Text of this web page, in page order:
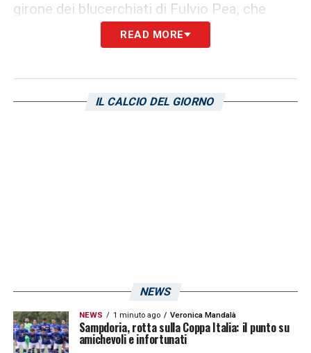
girone dei blucerchiati di Fulvio Pea, che
vinsero il campionato nel 2008.
rispetto a quello attuale. Poi la scalata che
READ MORE
IL CALCIO DEL GIORNO
NEWS
NEWS 1 minuto ago Veronica Mandalà
Sampdoria, rotta sulla Coppa Italia: il punto su
amichevoli e infortunati